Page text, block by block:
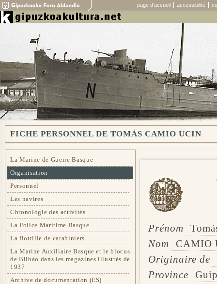
page d'accueil accessibilité
FICHE PERSONNEL DE TOMÁS CAMIO UCIN
La Marine de Guerre Basque
Organisation
Personnel
Les navires
Chronologie des activités
La Police Maritime Basque
La flottille de carabiniers
La Marine Auxiliaire Basque et le blocus
de Bilbao dans les magazines illustrés de
1937
Archive de documentation (ES)
Prénom
Nom
CAMIO
Originaire de
Province